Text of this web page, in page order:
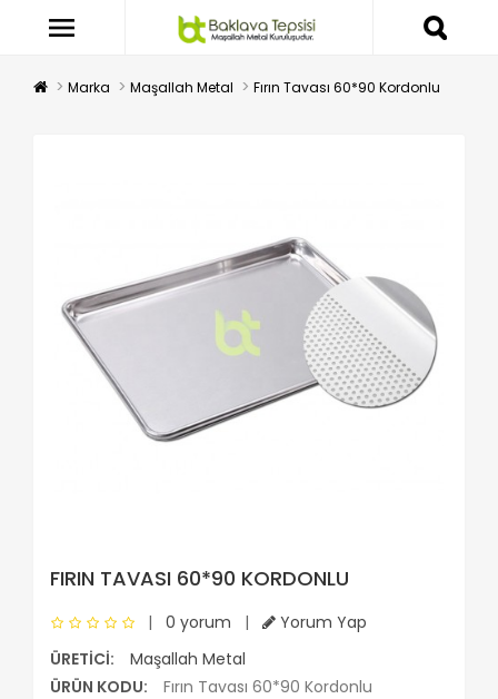
Marka Maşallah Metal Fırın Tavası 60*90 Kordonlu
FIRIN TAVASI 60*90 KORDONLU
| 0 yorum |
Yorum Yap
ÜRETICI:
Maşallah Metal
ÜRÜN KODU:
Fırın Tavası 60*90 Kordonlu